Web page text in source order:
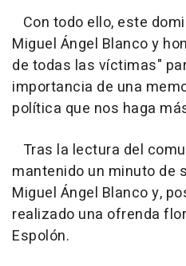
Con todo ello, este
Miguel Ángel Blanco y
de todas las víctimas"
importancia de una
política que nos haga
Tras la lectura del
mantenido un minuto de
Miguel Ángel Blanco y,
realizado una ofrenda
Espolón.